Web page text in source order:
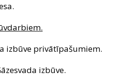
izbūve privātīpašumiem.
izbūve.